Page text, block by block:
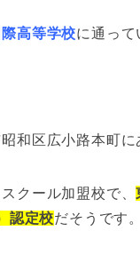
高等学校に通って
和区広小路本町に
クール加盟校で、
認定校だそうです。